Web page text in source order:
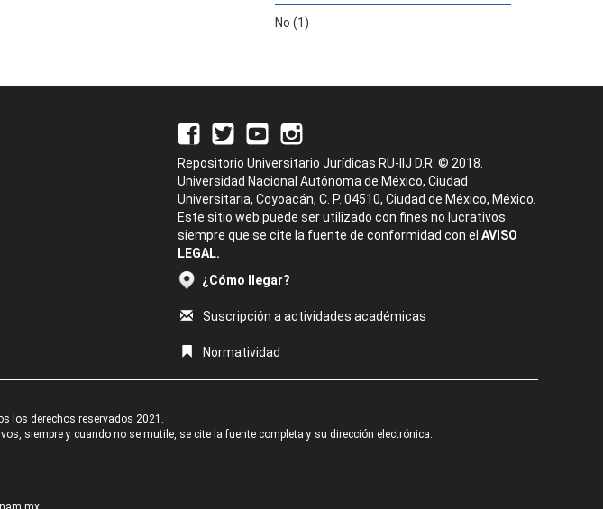
No (1)
Repositorio Universitario Jurídicas RU-IIJ D.R. © 2018.
Universidad Nacional Autónoma de México, Ciudad
Universitaria, Coyoacán, C. P. 04510, Ciudad de México, México.
Este sitio web puede ser utilizado con fines no lucrativos
siempre que se cite la fuente de conformidad con el AVISO
LEGAL.
¿Cómo llegar?
Suscripción a actividades académicas
Normatividad
los derechos reservados 2021.
siempre y cuando no se mutile, se cite la fuente completa y su dirección electrónica.